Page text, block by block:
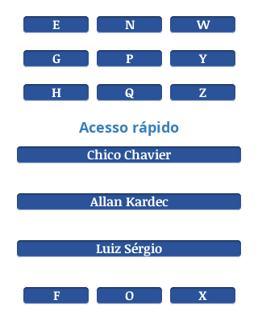
E
N
W
G
P
Y
H
Q Z
Acesso rápido
Chico Chavier
Allan Kardec
Luiz Sérgio
F O X